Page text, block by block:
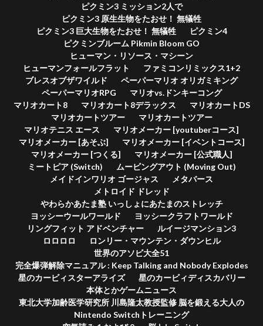
ピクミン3 ミッション2人で
ピクミン3 原生生物をたおせ！ 無犠牲
ピクミン3 巨大生物をたおせ！ 無犠牲
ピクミン4
ピクミンブルーム Pikmin Bloom GO
ヒューマン・リソース・マシーン
ヒューマンフォールフラット
ファミコンリミックス1+2
ブレスオブザワイルド
ペーパーマリオ オリガミキング
ペーパーマリオRPG
マリオvs.ドンキーコング
マリオカート8
マリオカート8デラックス
マリオカートDS
マリオカートツアー
マリオカートツアー
マリオテニス エース
マリオメーカー [youtuberコース]
マリオメーカー [あそぶ]
マリオメーカー [イベントコース]
マリオメーカー [つくる]
マリオメーカー [公式職人]
ミートピア (Switch)
ムービングアウト (Moving Out)
メイドインワリオ ゴージャス
メタバース
メトロイド ドレッド
やわらかあたま塾 いっしょにあたまのストレッチ
ヨッシーウールワールド
ヨッシークラフトワールド
リングフィット アドベンチャー
ルイージマンション3
ロロロロ
ロンリー・マウンテン・ダウンヒル
世界のアソビ大全51
完全爆弾解除マニュアル : Keep Talking and Nobody Explodes
星のカービィスターアライズ
星のカービィディスカバリー
本体とかゲームニュース
東北大学加齢医学研究所 川島隆太教授監修 脳を鍛える大人の
Nintendo Switchトレーニング